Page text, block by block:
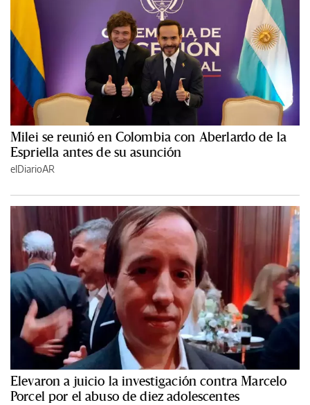
Milei se reunió en Colombia con Aberlardo de la
Espriella antes de su asunción
elDiarioAR
Elevaron a juicio la investigación contra Marcelo
Porcel por el abuso de diez adolescentes